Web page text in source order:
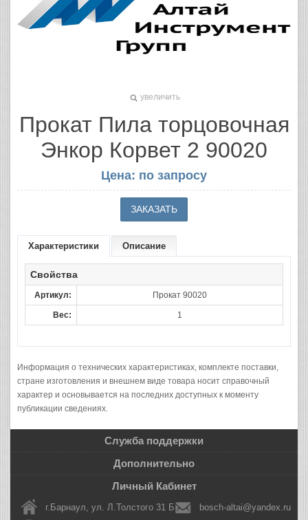
увеличить
Прокат Пила торцовочная
Энкор Корвет 2 90020
Цена: по запросу
Характеристики Описание
Свойства
Артикул: Прокат 90020
Вес: 1
Информация о технических характеристиках, комплекте поставки,
стране изготовления и внешнем виде товара носит справочный
характер и основывается на последних доступных к моменту
публикации сведениях.
Служба поддержки
Дополнительно
Личный Кабинет
г.Барнаул, ул. Л.Толстого 31 Б bosch-altai@yandex.ru